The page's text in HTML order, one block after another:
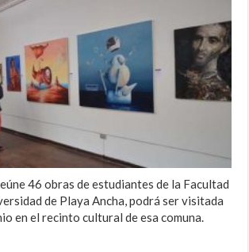
46 obras de estudiantes de la Facultad
de Playa Ancha, podrá ser visitada
en el recinto cultural de esa comuna.